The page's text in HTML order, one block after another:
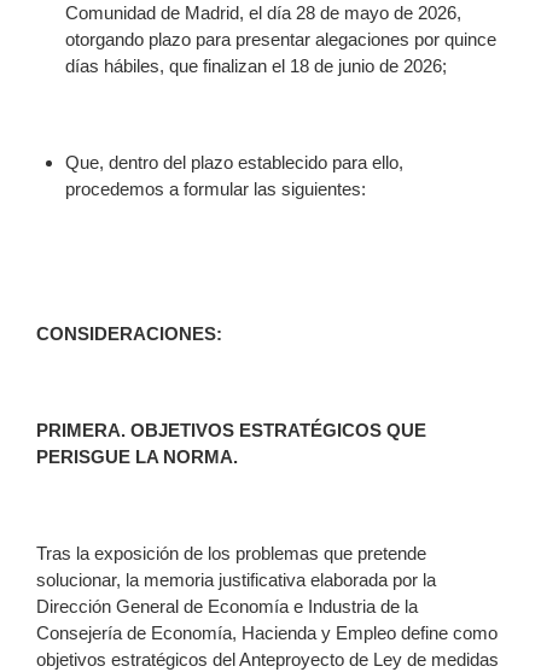
Comunidad de Madrid, el día 28 de mayo de 2026,
otorgando plazo para presentar alegaciones por quince
días hábiles, que finalizan el 18 de junio de 2026;
Que, dentro del plazo establecido para ello,
procedemos a formular las siguientes:
CONSIDERACIONES:
PRIMERA. OBJETIVOS ESTRATÉGICOS QUE
PERISGUE LA NORMA.
Tras la exposición de los problemas que pretende
solucionar, la memoria justificativa elaborada por la
Dirección General de Economía e Industria de la
Consejería de Economía, Hacienda y Empleo define como
objetivos estratégicos del Anteproyecto de Ley de medidas